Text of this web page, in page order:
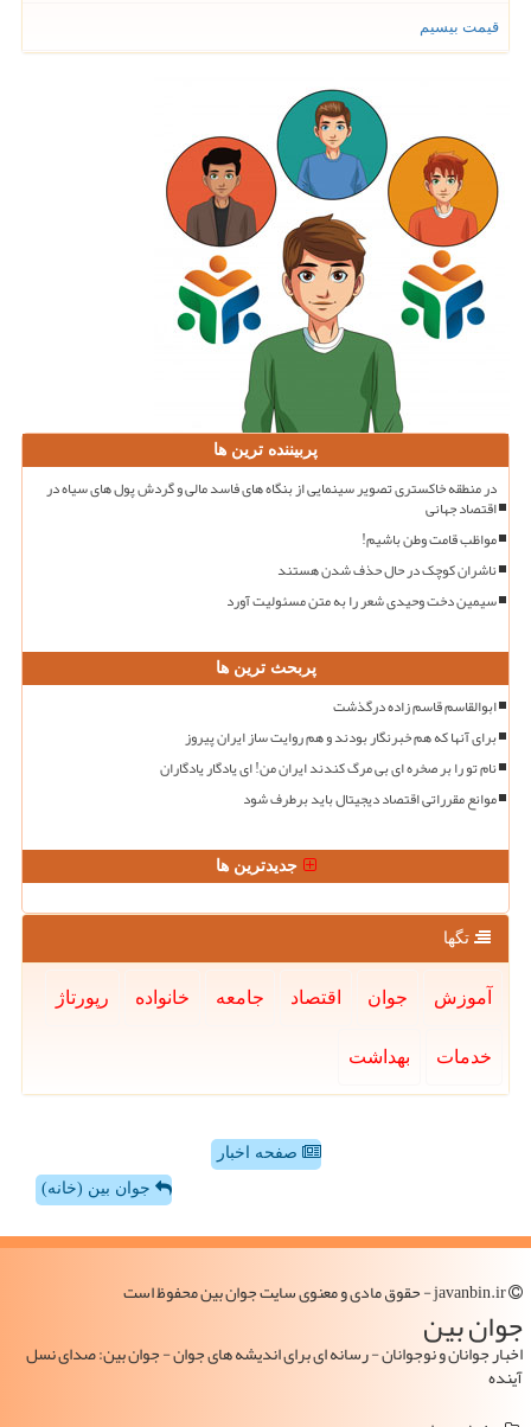
قیمت بیسیم
پربیننده ترین ها
در منطقه خاکستری تصویر سینمایی از بنگاه های فاسد مالی و گردش پول های سیاه در
اقتصاد جهانی
مواظب قامت وطن باشیم!
ناشران کوچک در حال حذف شدن هستند
سیمین دخت وحیدی شعر را به متن مسئولیت آورد
پربحث ترین ها
ابوالقاسم قاسم زاده درگذشت
برای آنها که هم خبرنگار بودند و هم روایت ساز ایران پیروز
نام تو را بر صخره ای بی مرگ کندند ایران من! ای یادگار یادگاران
موانع مقرراتی اقتصاد دیجیتال باید برطرف شود
جدیدترین ها
تگها
آموزش جوان اقتصاد جامعه خانواده رپورتاژ
خدمات بهداشت
صفحه اخبار
جوان بین (خانه)
جوان بین
اخبار جوانان و نوجوانان - رسانه ای برای اندیشه های جوان - جوان بین: صدای نسل
آینده